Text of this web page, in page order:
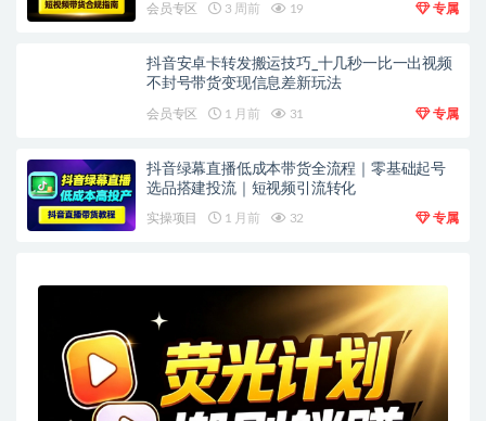
会员专区 3 周前 19 专属
抖音安卓卡转发搬运技巧_十几秒一比一出视频
不封号带货变现信息差新玩法
会员专区 1 月前 31 专属
抖音绿幕直播低成本带货全流程｜零基础起号
选品搭建投流｜短视频引流转化
实操项目 1 月前 32 专属